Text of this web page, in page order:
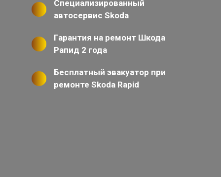
Специализированный
автосервис Skoda
Гарантия на ремонт Шкода
Рапид 2 года
Бесплатный эвакуатор при
ремонте Skoda Rapid